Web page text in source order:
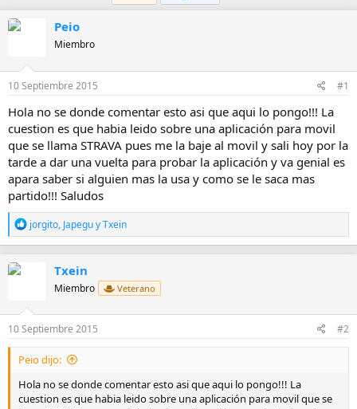
i
n
c
i
Peio
Miembro
10 Septiembre 2015 #1
Hola no se donde comentar esto asi que aqui lo pongo!!! La
cuestion es que habia leido sobre una aplicación para movil
que se llama STRAVA pues me la baje al movil y sali hoy por la
tarde a dar una vuelta para probar la aplicación y va genial es
apara saber si alguien mas la usa y como se le saca mas
partido!!! Saludos
R
e
a
n
e
jorgito, JapeguyTxein
Txein
Miembro Veterano
10 Septiembre 2015 #2
Peio dijo:
Hola no se donde comentar esto asi que aqui lo pongo!!! La
cuestion es que habia leido sobre una aplicación para movil que se